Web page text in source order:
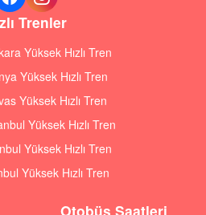
Trenler
Yüksek Hızlı Tren
Yüksek Hızlı Tren
Yüksek Hızlı Tren
Yüksek Hızlı Tren
Yüksek Hızlı Tren
Yüksek Hızlı Tren
Otobüs Saatleri